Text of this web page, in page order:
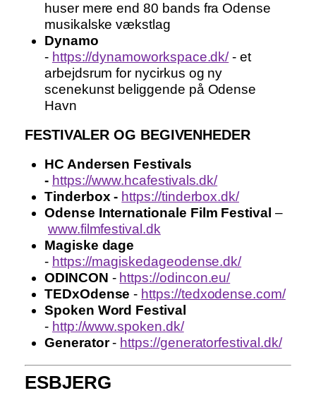
huser mere end 80 bands fra Odense
musikalske vækstlag
Dynamo
- https://dynamoworkspace.dk/- et
arbejdsrum for nycirkus og ny
scenekunst beliggende på Odense
Havn
FESTIVALER OG BEGIVENHEDER
HC Andersen Festivals
- https://www.hcafestivals.dk/
Tinderbox - https://tinderbox.dk/
Odense Internationale Film Festival –
www.filmfestival.dk
Magiske dage
- https://magiskedageodense.dk/
ODINCON - https://odincon.eu/
TEDxOdense - https://tedxodense.com/
Spoken Word Festival
- http://www.spoken.dk/
Generator- https://generatorfestival.dk/
ESBJERG